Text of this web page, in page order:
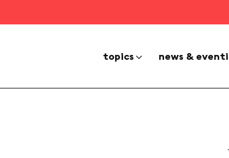
topics news & eventi